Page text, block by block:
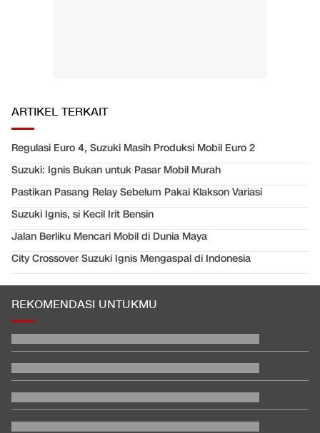
ARTIKEL TERKAIT
Regulasi Euro 4, Suzuki Masih Produksi Mobil Euro 2
Suzuki: Ignis Bukan untuk Pasar Mobil Murah
Pastikan Pasang Relay Sebelum Pakai Klakson Variasi
Suzuki Ignis, si Kecil Irit Bensin
Jalan Berliku Mencari Mobil di Dunia Maya
City Crossover Suzuki Ignis Mengaspal di Indonesia
REKOMENDASI UNTUKMU